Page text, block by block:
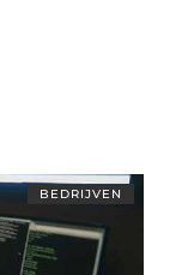
BEDRIJVEN